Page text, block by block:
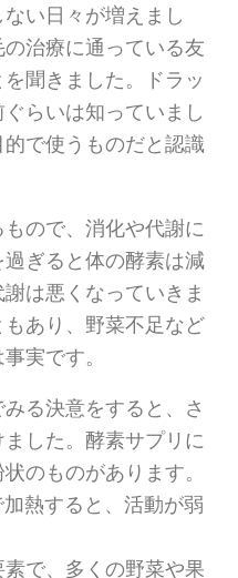
い日々が増えまし
治療に通っている友
聞きました。ドラッ
らいは知っていまし
で使うものだと認識
ので、消化や代謝に
ぎると体の酵素は減
は悪くなっていきま
あり、野菜不足など
実です。
る決意をすると、さ
した。酵素サプリに
のものがあります。
熱すると、活動が弱
で、多くの野菜や果